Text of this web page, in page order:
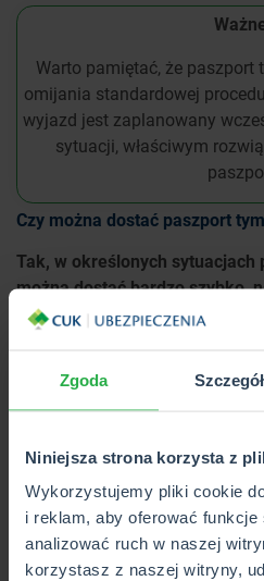
Zgoda
Niniejsza strona korzysta z
Wykorzystujemy pliki cookie
i reklam, aby oferować funkcje
analizować ruch w naszej
korzystasz z naszej witryny,
Warto pamiętać, że paszport
omijania standardowej
wyjazd jest zaplanowany
sytuacji, właściwym
Czy można dostać paszport
Tak, w określonych sytuacjach
można dostać bardzo szybko,
Dotyczy to zwłaszcza
lotniskach, gdzie dokument
albo zorientowały się, że
zbyt krótki termin ważności.
Nie oznacza to jednak, że
tymczasowy od ręki. Urzędnik
obywatelstwo i sprawdzić, czy
dokumentu.